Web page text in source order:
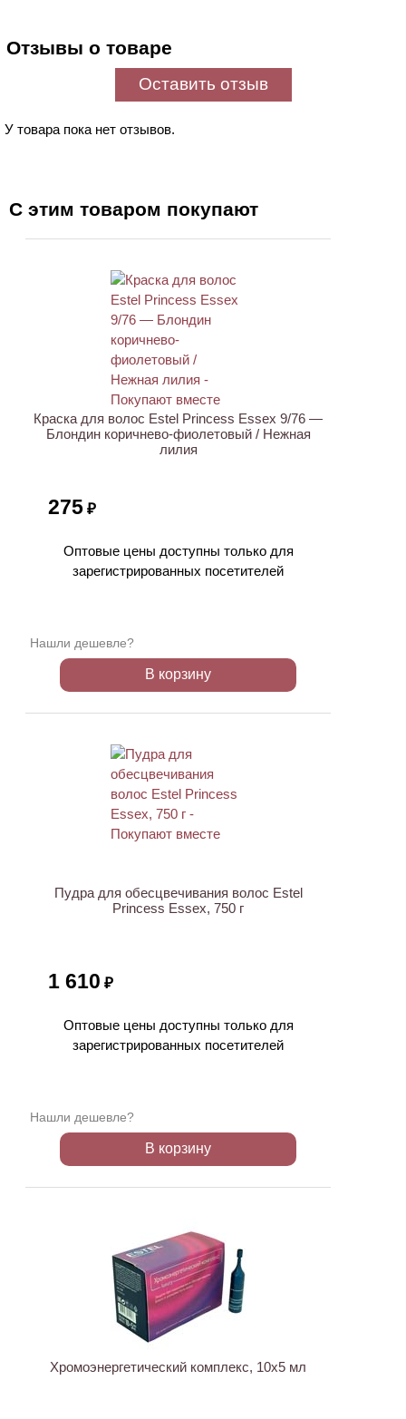
Отзывы о товаре
Оставить отзыв
У товара пока нет отзывов.
С этим товаром покупают
Краска для волос Estel Princess Essex 9/76 —
Блондин коричнево-фиолетовый / Нежная
лилия
275 ₽
Оптовые цены доступны только для
зарегистрированных посетителей
Нашли дешевле?
В корзину
Пудра для обесцвечивания волос Estel
Princess Essex, 750 г
1 610 ₽
Оптовые цены доступны только для
зарегистрированных посетителей
Нашли дешевле?
В корзину
Хромоэнергетический комплекс, 10х5 мл